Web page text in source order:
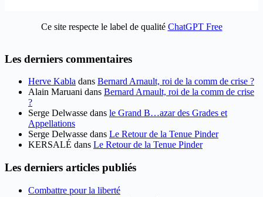
Ce site respecte le label de qualité ChatGPT Free
Les derniers commentaires
Herve Kabla dans Bernard Arnault, roi de la comm de crise ?
Alain Maruani dans Bernard Arnault, roi de la comm de crise
?
Serge Delwasse dans le Grand B…azar des Grades et
Appellations
Serge Delwasse dans Le Retour de la Tenue Pinder
KERSALÉ dans Le Retour de la Tenue Pinder
Les derniers articles publiés
Combattre pour la liberté